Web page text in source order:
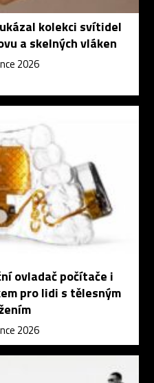
kolekci svítidel
a skelných vláken
2026
ovladač počítače i
pro lidi s tělesným
2026